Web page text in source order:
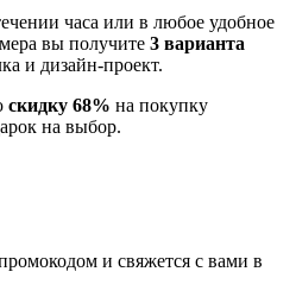
часа или в любое удобное
вы получите 3 варианта
и дизайн-проект.
скидку 68% на покупку
на выбор.
и свяжется с вами в